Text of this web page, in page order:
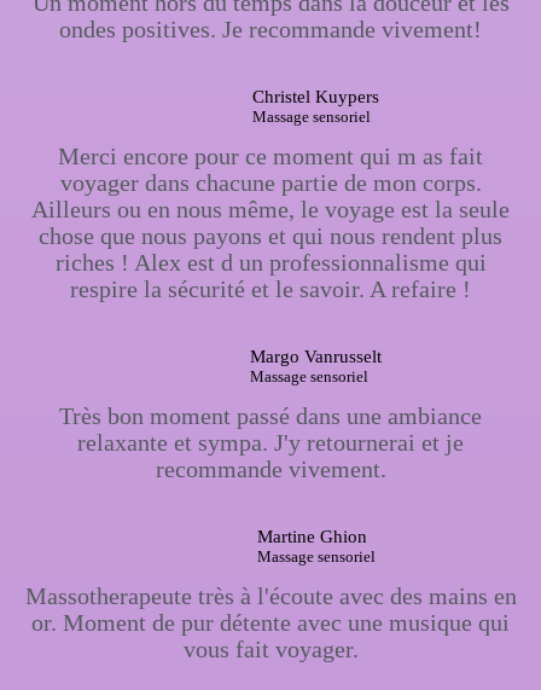
ondes positives. Je recommande vivement!
Christel Kuypers
Massage sensoriel
Merci encore pour ce moment qui m as fait
voyager dans chacune partie de mon corps.
Ailleurs ou en nous même, le voyage est la seule
chose que nous payons et qui nous rendent plus
riches ! Alex est d un professionnalisme qui
respire la sécurité et le savoir. A refaire !
Margo Vanrusselt
Massage sensoriel
Très bon moment passé dans une ambiance
relaxante et sympa. J'y retournerai et je
recommande vivement.
Martine Ghion
Massage sensoriel
Massotherapeute très à l'écoute avec des mains en
or. Moment de pur détente avec une musique qui
vous fait voyager.